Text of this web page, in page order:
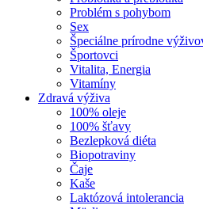
Problém s pohybom
Sex
Špeciálne prírodne
Športovci
Vitalita, Energia
Vitamíny
Zdravá výživa
100% oleje
100% šťavy
Bezlepková diéta
Biopotraviny
Čaje
Kaše
Laktózová intolerancia